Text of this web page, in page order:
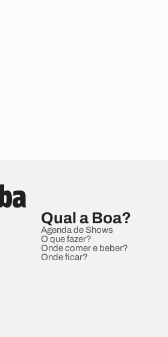
Qual a Boa?
Agenda de Shows
O que fazer?
Onde comer e beber?
Onde ficar?